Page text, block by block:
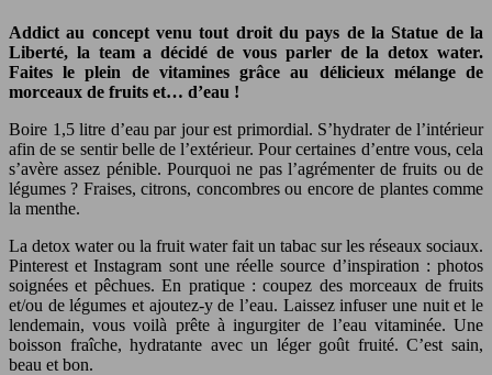
Addict au concept venu tout droit du pays de la Statue de la
Liberté, la team a décidé de vous parler de la detox water.
Faites le plein de vitamines grâce au délicieux mélange de
morceaux de fruits et… d’eau !
Boire 1,5 litre d’eau par jour est primordial. S’hydrater de l’intérieur
afin de se sentir belle de l’extérieur. Pour certaines d’entre vous, cela
s’avère assez pénible. Pourquoi ne pas l’agrémenter de fruits ou de
légumes ? Fraises, citrons, concombres ou encore de plantes comme
la menthe.
La detox water ou la fruit water fait un tabac sur les réseaux sociaux.
Pinterest et Instagram sont une réelle source d’inspiration : photos
soignées et pêchues. En pratique : coupez des morceaux de fruits
et/ou de légumes et ajoutez-y de l’eau. Laissez infuser une nuit et le
lendemain, vous voilà prête à ingurgiter de l’eau vitaminée. Une
boisson fraîche, hydratante avec un léger goût fruité. C’est sain,
beau et bon.